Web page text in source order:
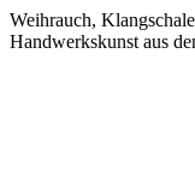
Weihrauch,
Handwerkskunst aus